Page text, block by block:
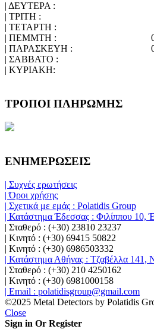
| ΔΕΥΤΕΡΑ :
| ΤΡΙΤΗ :
| ΤΕΤΑΡΤΗ :
| ΠΕΜΜΤΗ :
| ΠΑΡΑΣΚΕΥΗ :
| ΣΑΒΒΑΤΟ :
| ΚΥΡΙΑΚΗ:
ΤΡΟΠΟΙ ΠΛΗΡΩΜΗΣ
ΕΝΗΜΕΡΩΣΕΙΣ
| Συχνές ερωτήσεις
| Όροι χρήσης
| Σχετικά με εμάς : Polatidis Group
| Κατάστημα Έδεσσας : Φιλίππου 10,
| Σταθερό : (+30) 23810 23237
| Κινητό : (+30) 69415 50822
| Κινητό : (+30) 6986503332
| Κατάστημα Αθήνας : Τζαβέλλα 141,
| Σταθερό : (+30) 210 4250162
| Κινητό : (+30) 6981000158
| Email : polatidisgroup@gmail.com
©2025 Metal Detectors by Polatidis
Close
Sign in Or Register